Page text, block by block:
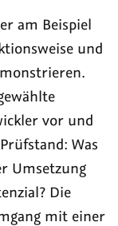
am Beispiel
und
vor und
Was
Umsetzung
Die
mit einer